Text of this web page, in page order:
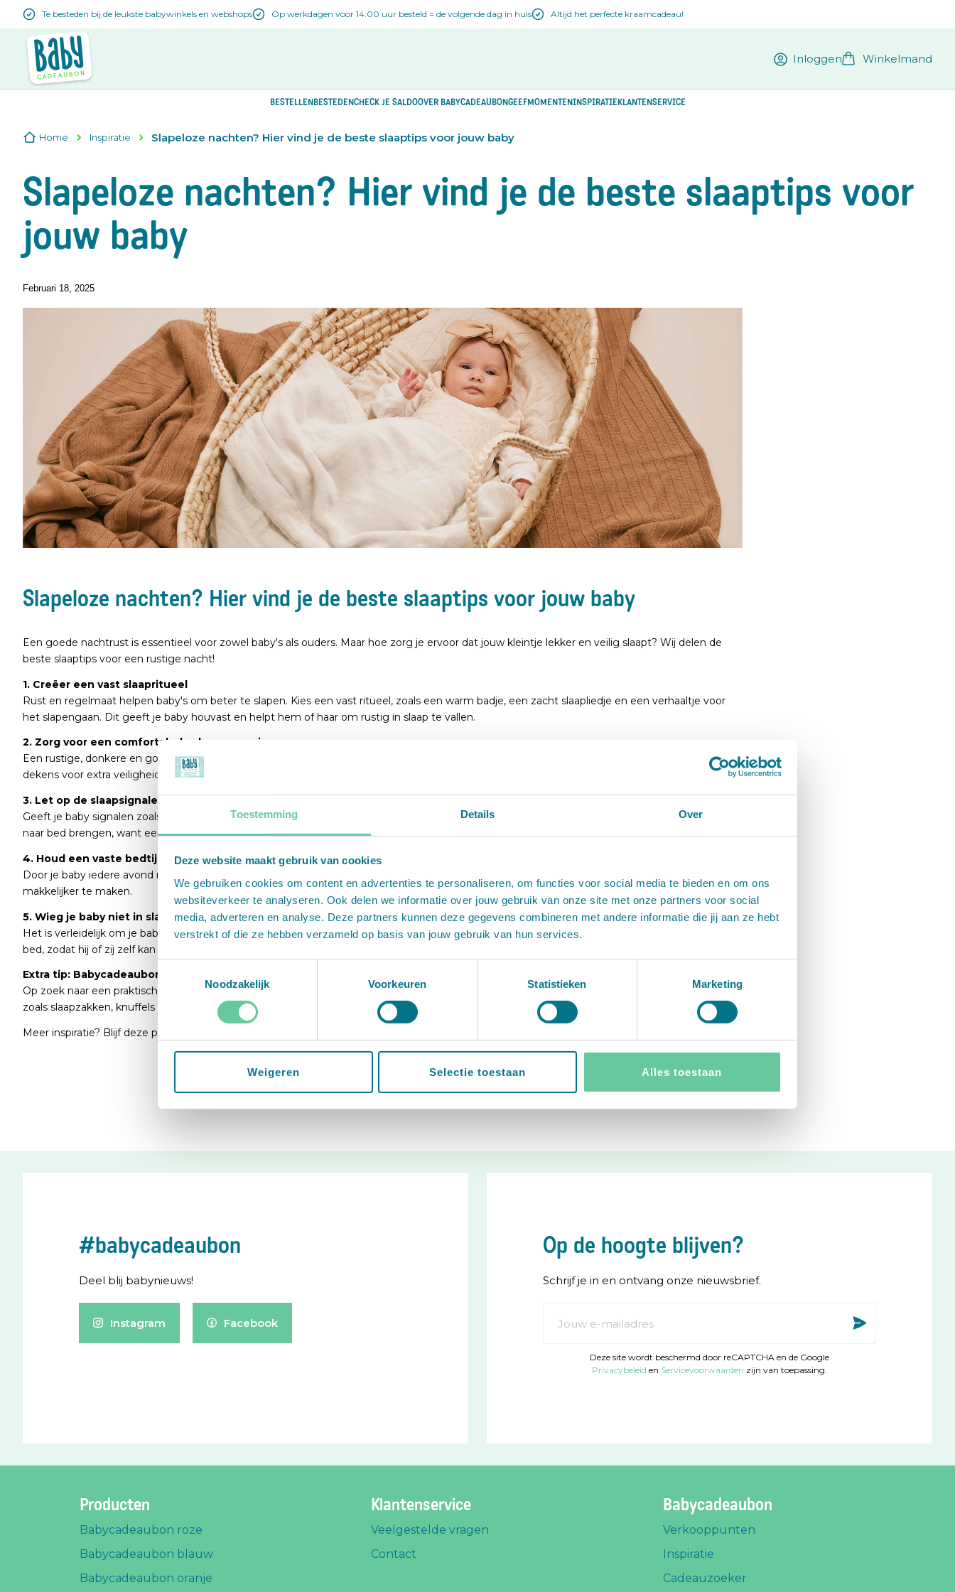
Toestemming Details Over
Deze website maakt gebruik van cookies
We gebruiken cookies om content en advertenties te personaliseren, om functies voor social media te bieden en om ons
websiteverkeer te analyseren. Ook delen we informatie over jouw gebruik van onze site met onze partners voor social
media, adverteren en analyse. Deze partners kunnen deze gegevens combineren met andere informatie die jij aan ze hebt
verstrekt of die ze hebben verzameld op basis van jouw gebruik van hun services.
Noodzakelijk
Voorkeuren Statistieken Marketing
Weigeren Selectie toestaan Alles toestaan
Te besteden bij de leukste babywinkels en webshops Op werkdagen voor 14:00 uur besteld = de volgende dag in huis Altijd het perfecte kraamcadeau!
Inloggen Winkelmand
BESTELLENBESTEDENCHECK JE SALDOOVER BABYCADEAUBONGEEFMOMENTENINSPIRATIEKLANTENSERVICE
Home Inspiratie Slapeloze nachten? Hier vind je de beste slaaptips voor jouw baby
Slapeloze nachten? Hier vind je de beste slaaptips voor
jouw baby
Februari 18, 2025
Slapeloze nachten? Hier vind je de beste slaaptips voor jouw baby
Een goede nachtrust is essentieel voor zowel baby's als ouders. Maar hoe zorg je ervoor dat jouw kleintje lekker en veilig slaapt? Wij delen de
beste slaaptips voor een rustige nacht!
1. Creëer een vast slaapritueel
Rust en regelmaat helpen baby's om beter te slapen. Kies een vast ritueel, zoals een warm badje, een zacht slaapliedje en een verhaaltje voor
het slapengaan. Dit geeft je baby houvast en helpt hem of haar om rustig in slaap te vallen.
2. Zorg voor een comfortabele slaapomgeving
Een rustige, donkere en goed geventileerde kamer bevordert de slaap. Zorg voor een stevig matras en gebruik een slaapzak in plaats van losse
dekens voor extra veiligheid.
3. Let op de slaapsignalen
Geeft je baby signalen zoals gapen, in de ogen wrijven of hangerig worden? Dit zijn tekenen dat het tijd is om te slapen. Wacht niet te lang met
naar bed brengen, want een oververmoeide baby slaapt juist moeilijker in.
4. Houd een vaste bedtijd aan
Door je baby iedere avond rond dezelfde tijd naar bed te brengen, ontwikkel je een gezond slaapritme. Dit helpt op lange termijn om doorslapen
makkelijker te maken.
5. Wieg je baby niet in slaap
Het is verleidelijk om je baby in slaap te wiegen, maar het is belangrijk dat hij of zij zelf leert in slaap te vallen. Leg je baby slaperig maar wakker in
bed, zodat hij of zij zelf kan wennen aan het inslapen.
Extra tip: Babycadeaubon voor een goede nachtrust!
Op zoek naar een praktisch en waardevol cadeau voor kersverse ouders? Met de Babycadeaubon kunnen zij zelf kiezen uit handige producten,
zoals slaapzakken, knuffels en andere slaapbevorderende accessoires.
Meer inspiratie? Blijf deze pagina volgen voor leuke updates.
#babycadeaubon
Deel blij babynieuws!
Instagram Facebook
Op de hoogte blijven?
Schrijf je in en ontvang onze nieuwsbrief.
op
Deze site wordt beschermd door reCAPTCHA en de Google
Privacybeleid en Servicevoorwaarden zijn van toepassing.
Producten
Babycadeaubon roze
Babycadeaubon blauw
Babycadeaubon oranje
Klantenservice
Veelgestelde vragen
Contact
Babycadeaubon
Verkooppunten
Inspiratie
Cadeauzoeker